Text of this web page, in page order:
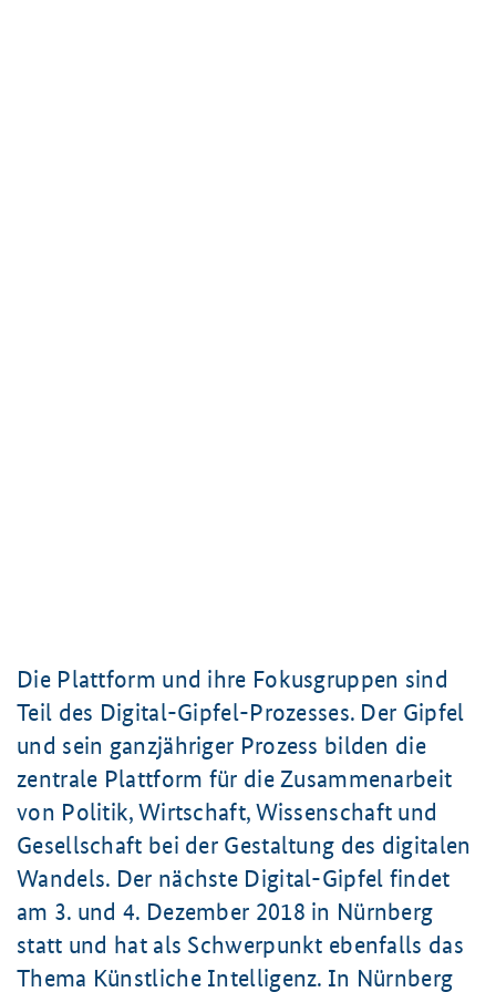
Die Plattform und ihre Fokusgruppen sind
Teil des Digital-Gipfel-Prozesses. Der Gipfel
und sein ganzjähriger Prozess bilden die
zentrale Plattform für die Zusammenarbeit
von Politik, Wirtschaft, Wissenschaft und
Gesellschaft bei der Gestaltung des digitalen
Wandels. Der nächste Digital-Gipfel findet
am 3. und 4. Dezember 2018 in Nürnberg
statt und hat als Schwerpunkt ebenfalls das
Thema Künstliche Intelligenz. In Nürnberg